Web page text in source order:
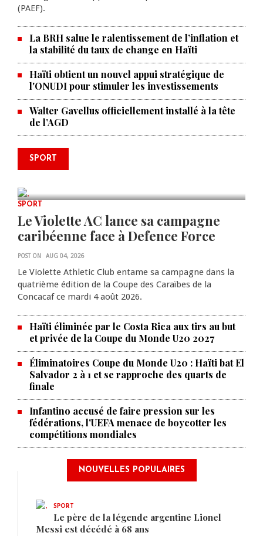
(PAEF).
La BRH salue le ralentissement de l’inflation et
la stabilité du taux de change en Haïti
Haïti obtient un nouvel appui stratégique de
l'ONUDI pour stimuler les investissements
Walter Gavellus officiellement installé à la tête
de l’AGD
SPORT
0 COMMENTS
Le père de la légende argentine
Lionel Messi est décédé à 68 ans
SPORT
Le Violette AC lance sa campagne
caribéenne face à Defence Force
POST ON AUG 04, 2026
Le Violette Athletic Club entame sa campagne dans la
quatrième édition de la Coupe des Caraïbes de la
Concacaf ce mardi 4 août 2026.
Haïti éliminée par le Costa Rica aux tirs au but
et privée de la Coupe du Monde U20 2027
Éliminatoires Coupe du Monde U20 : Haïti bat El
Salvador 2 à 1 et se rapproche des quarts de
finale
Infantino accusé de faire pression sur les
fédérations, l'UEFA menace de boycotter les
compétitions mondiales
NOUVELLES POPULAIRES
SPORT
Le père de la légende argentine Lionel
Messi est décédé à 68 ans